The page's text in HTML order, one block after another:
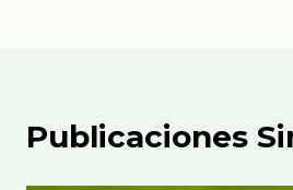
Publicaciones